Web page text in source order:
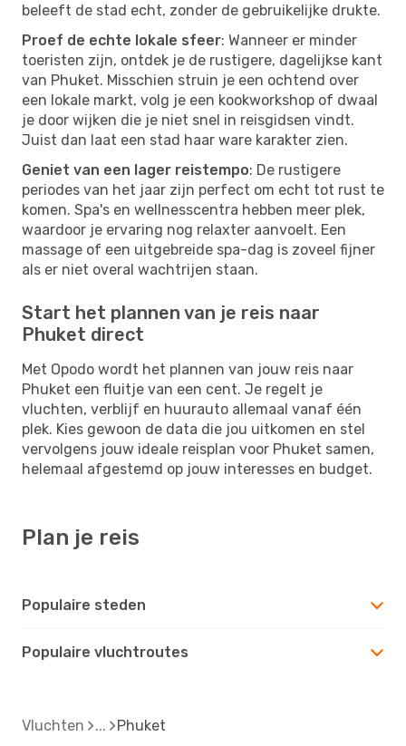
beleeft de stad echt, zonder de gebruikelijke drukte.
Proef de echte lokale sfeer: Wanneer er minder
toeristen zijn, ontdek je de rustigere, dagelijkse kant
van Phuket. Misschien struin je een ochtend over
een lokale markt, volg je een kookworkshop of dwaal
je door wijken die je niet snel in reisgidsen vindt.
Juist dan laat een stad haar ware karakter zien.
Geniet van een lager reistempo: De rustigere
periodes van het jaar zijn perfect om echt tot rust te
komen. Spa's en wellnesscentra hebben meer plek,
waardoor je ervaring nog relaxter aanvoelt. Een
massage of een uitgebreide spa-dag is zoveel fijner
als er niet overal wachtrijen staan.
Start het plannen van je reis naar
Phuket direct
Met Opodo wordt het plannen van jouw reis naar
Phuket een fluitje van een cent. Je regelt je
vluchten, verblijf en huurauto allemaal vanaf één
plek. Kies gewoon de data die jou uitkomen en stel
vervolgens jouw ideale reisplan voor Phuket samen,
helemaal afgestemd op jouw interesses en budget.
Plan je reis
Populaire steden
Populaire vluchtroutes
Vluchten Phuket